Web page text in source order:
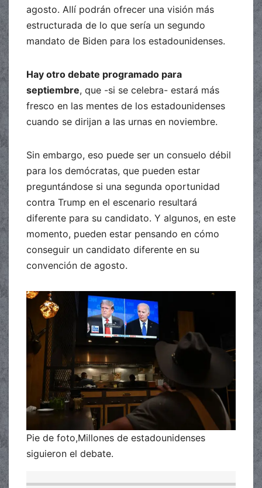
agosto. Allí podrán ofrecer una visión más
estructurada de lo que sería un segundo
mandato de Biden para los estadounidenses.
Hay otro debate programado para
septiembre, que -si se celebra- estará más
fresco en las mentes de los estadounidenses
cuando se dirijan a las urnas en noviembre.
Sin embargo, eso puede ser un consuelo débil
para los demócratas, que pueden estar
preguntándose si una segunda oportunidad
contra Trump en el escenario resultará
diferente para su candidato. Y algunos, en este
momento, pueden estar pensando en cómo
conseguir un candidato diferente en su
convención de agosto.
Pie de foto,Millones de estadounidenses
siguieron el debate.